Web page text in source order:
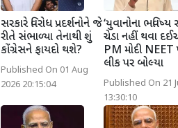
સરકારે વિરોધ પ્રદર્શનોને જે
રીતે સંભાળ્યા તેનાથી શું
કોંગ્રેસને ફાયદો થશે?
Published On 01 Aug
2026 20:15:04
‘યુવાનોના ભવિષ્ય
ચેડા નહીં થવા
PM મોદી NEET
લીક પર બોલ્યા
Published On 21
13:30:10